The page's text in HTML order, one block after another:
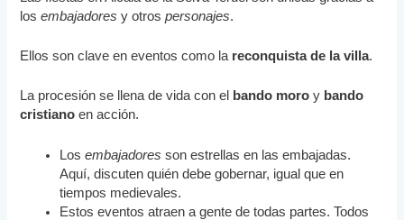
losembajadores y otrospersonajes.
Ellos son clave en eventos como la reconquista de la villa.
La procesión se llena de vida con el bando moro y bando
cristiano en acción.
Losembajadores son estrellas en las embajadas.
Aquí, discuten quién debe gobernar, igual que en
tiempos medievales.
Estos eventos atraen a gente de todas partes. Todos